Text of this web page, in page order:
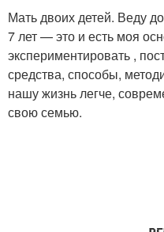
Мать двоих детей. Веду
7 лет — это и есть моя
экспериментировать ,
средства, способы,
нашу жизнь легче,
свою семью.